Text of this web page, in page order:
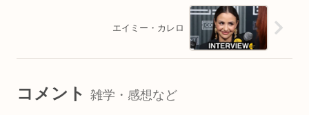
エイミー・カレロ
コメント 雑学・感想など